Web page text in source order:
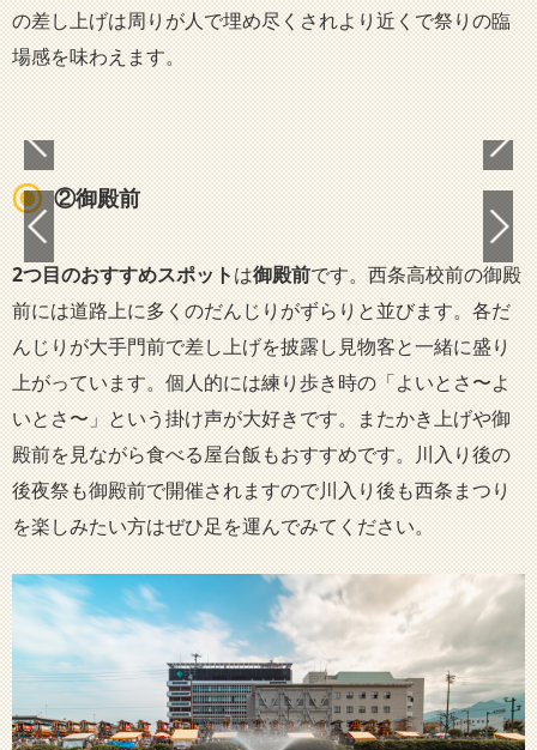
の差し上げは周りが人で埋め尽くされより近くで祭りの臨
場感を味わえます。
②御殿前
2つ目のおすすめスポットは御殿前です。西条高校前の御殿
前には道路上に多くのだんじりがずらりと並びます。各だ
んじりが大手門前で差し上げを披露し見物客と一緒に盛り
上がっています。個人的には練り歩き時の「よいとさ〜よ
いとさ〜」という掛け声が大好きです。またかき上げや御
殿前を見ながら食べる屋台飯もおすすめです。川入り後の
後夜祭も御殿前で開催されますので川入り後も西条まつり
を楽しみたい方はぜひ足を運んでみてください。